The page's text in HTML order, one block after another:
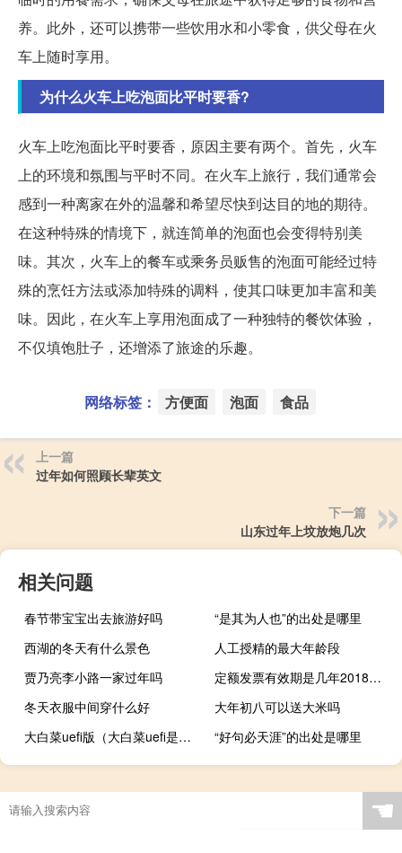
养。此外，还可以携带一些饮用水和小零食，供父母在火
车上随时享用。
为什么火车上吃泡面比平时要香?
火车上吃泡面比平时要香，原因主要有两个。首先，火车
上的环境和氛围与平时不同。在火车上旅行，我们通常会
感到一种离家在外的温馨和希望尽快到达目的地的期待。
在这种特殊的情境下，就连简单的泡面也会变得特别美
味。其次，火车上的餐车或乘务员贩售的泡面可能经过特
殊的烹饪方法或添加特殊的调料，使其口味更加丰富和美
味。因此，在火车上享用泡面成了一种独特的餐饮体验，
不仅填饱肚子，还增添了旅途的乐趣。
网络标签： 方便面 泡面 食品
上一篇
过年如何照顾长辈英文
下一篇
山东过年上坟放炮几次
相关问题
春节带宝宝出去旅游好吗
“是其为人也”的出处是哪里
西湖的冬天有什么景色
人工授精的最大年龄段
贾乃亮李小路一家过年吗
定额发票有效期是几年2018定额发票能报销吗（定额发票有效期是几年）
冬天衣服中间穿什么好
大年初八可以送大米吗
大白菜uefi版（大白菜uefi是什么意思）
“好句必天涯”的出处是哪里
☚